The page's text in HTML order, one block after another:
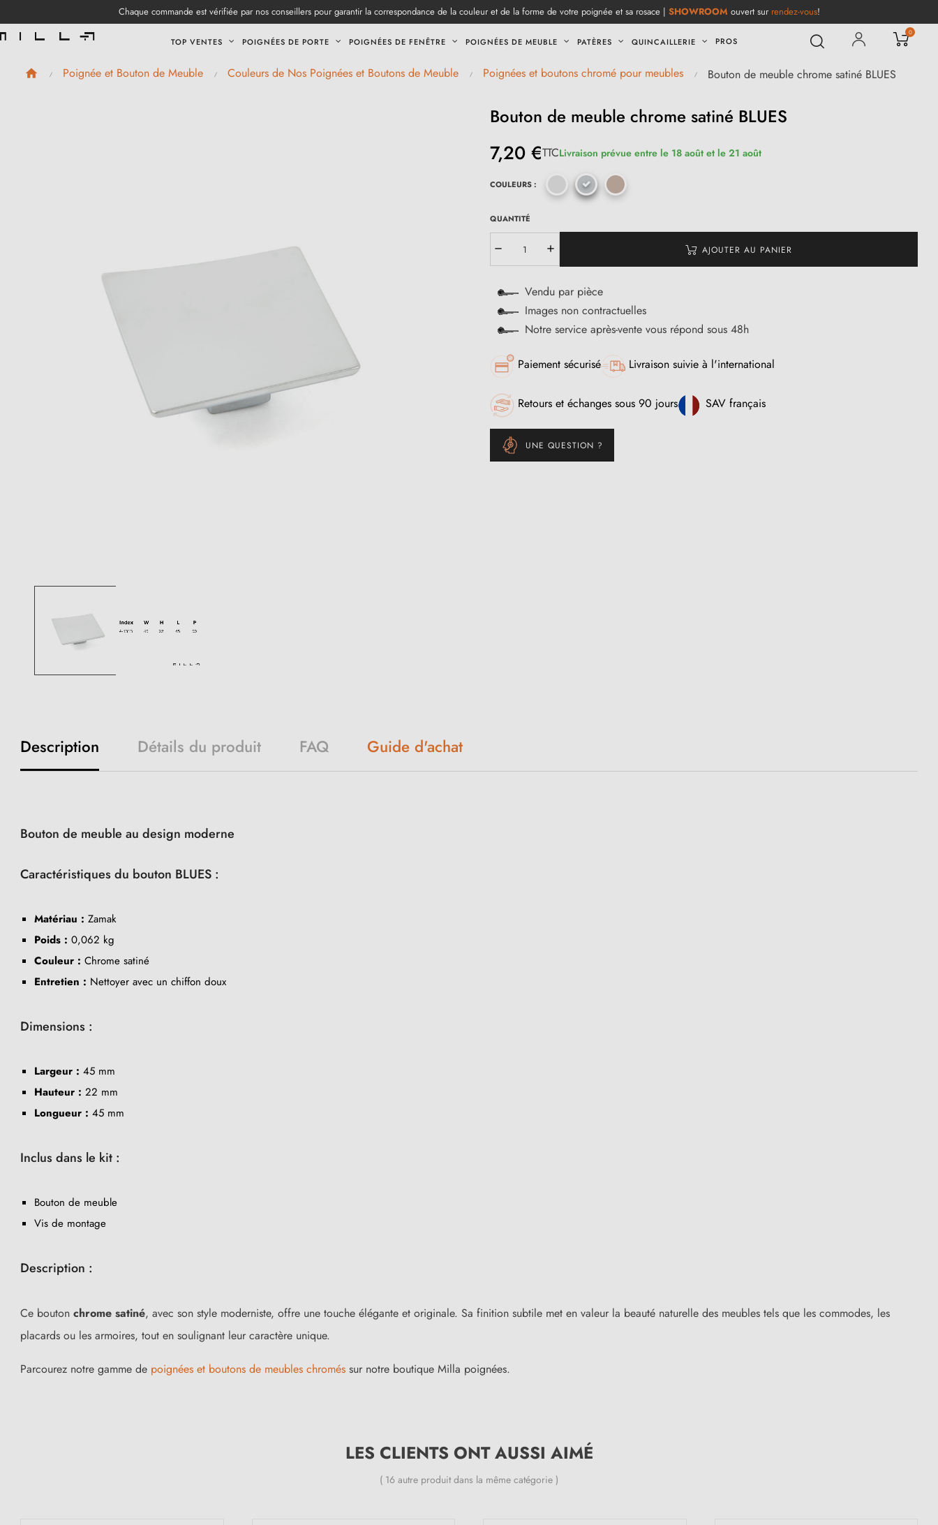
Chaque commande est vérifiée par nos conseillers pour garantir la correspondance de la couleur et de la forme de votre poignée et sa rosace | SHOWROOM ouvert sur rendez-vous!
TOP VENTES POIGNÉES DE PORTE POIGNÉES DE FENÊTRE POIGNÉES DE MEUBLE PATÈRES QUINCAILLERIE PROS
0
Poignée et Bouton de Meuble Couleurs de Nos Poignées et Boutons de Meuble Poignées et boutons chromé pour meubles Bouton de meuble chrome satiné BLUES
Bouton de meuble chrome satiné BLUES
7,20 €TTCLivraison prévue entre le 18 août et le 21 août
COULEURS :
QUANTITÉ
AJOUTER AU PANIER
Vendu par pièce
Images non contractuelles
Notre service après-vente vous répond sous 48h
Paiement sécurisé Livraison suivie à l'international
Retours et échanges sous 90 jours SAV français
UNE QUESTION ?
Description Détails du produit FAQ Guide d'achat
Bouton de meuble au design moderne
Caractéristiques du bouton BLUES :
Matériau : Zamak
Poids : 0,062 kg
Couleur : Chrome satiné
Entretien : Nettoyer avec un chiffon doux
Dimensions :
Largeur : 45 mm
Hauteur : 22 mm
Longueur : 45 mm
Inclus dans le kit :
Bouton de meuble
Vis de montage
Description :
Ce bouton chrome satiné, avec son style moderniste, offre une touche élégante et originale. Sa finition subtile met en valeur la beauté naturelle des meubles tels que les commodes, les
placards ou les armoires, tout en soulignant leur caractère unique.
Parcourez notre gamme de poignées et boutons de meubles chromés sur notre boutique Milla poignées.
LES CLIENTS ONT AUSSI AIMÉ
( 16 autre produit dans la même catégorie )